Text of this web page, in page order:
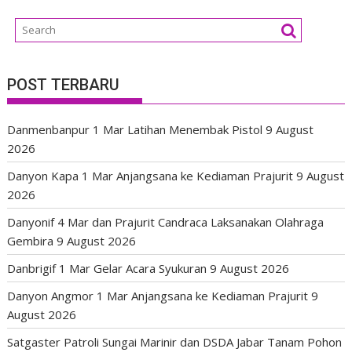
POST TERBARU
Danmenbanpur 1 Mar Latihan Menembak Pistol 9 August
2026
Danyon Kapa 1 Mar Anjangsana ke Kediaman Prajurit 9 August
2026
Danyonif 4 Mar dan Prajurit Candraca Laksanakan Olahraga
Gembira 9 August 2026
Danbrigif 1 Mar Gelar Acara Syukuran 9 August 2026
Danyon Angmor 1 Mar Anjangsana ke Kediaman Prajurit 9
August 2026
Satgaster Patroli Sungai Marinir dan DSDA Jabar Tanam Pohon